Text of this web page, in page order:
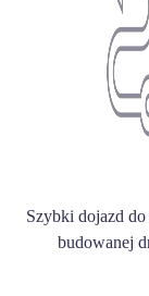
Szybki dojazd
budowanej